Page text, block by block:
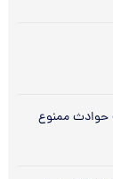
حوادث ممنوع